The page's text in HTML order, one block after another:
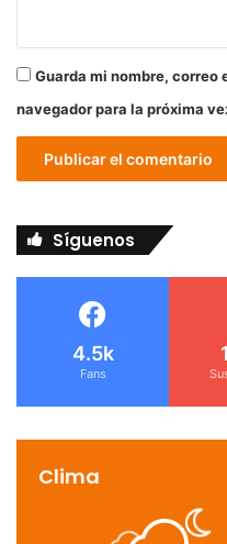
Guarda mi nombre,
navegador para la próxima
Síguenos
4.5k
Fans
Clima